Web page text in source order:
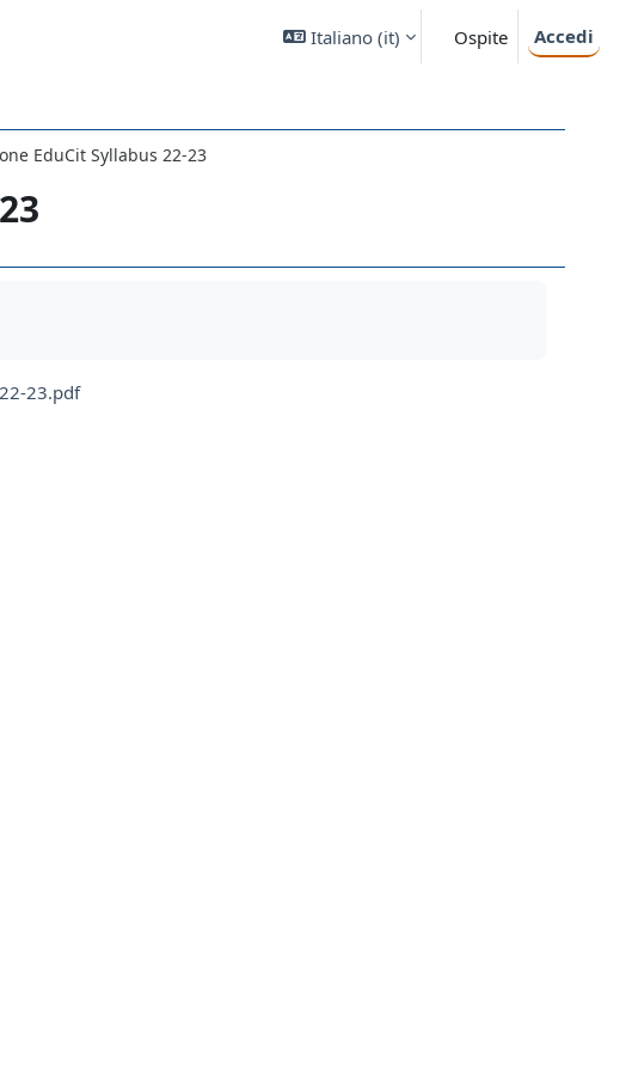
Italiano ‎(it)‎ Ospite Accedi
EduCit Syllabus 22-23
23.pdf